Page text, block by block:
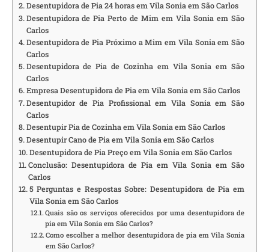
Desentupidora de Pia 24 horas em Vila Sonia em São Carlos
Desentupidora de Pia Perto de Mim em Vila Sonia em São
Carlos
Desentupidora de Pia Próximo a Mim em Vila Sonia em São
Carlos
Desentupidora de Pia de Cozinha em Vila Sonia em São
Carlos
Empresa Desentupidora de Pia em Vila Sonia em São Carlos
Desentupidor de Pia Profissional em Vila Sonia em São
Carlos
Desentupir Pia de Cozinha em Vila Sonia em São Carlos
Desentupir Cano de Pia em Vila Sonia em São Carlos
Desentupidora de Pia Preço em Vila Sonia em São Carlos
Conclusão: Desentupidora de Pia em Vila Sonia em São
Carlos
5 Perguntas e Respostas Sobre: Desentupidora de Pia em
Vila Sonia em São Carlos
Quais são os serviços oferecidos por uma desentupidora de
pia em Vila Sonia em São Carlos?
Como escolher a melhor desentupidora de pia em Vila Sonia
em São Carlos?